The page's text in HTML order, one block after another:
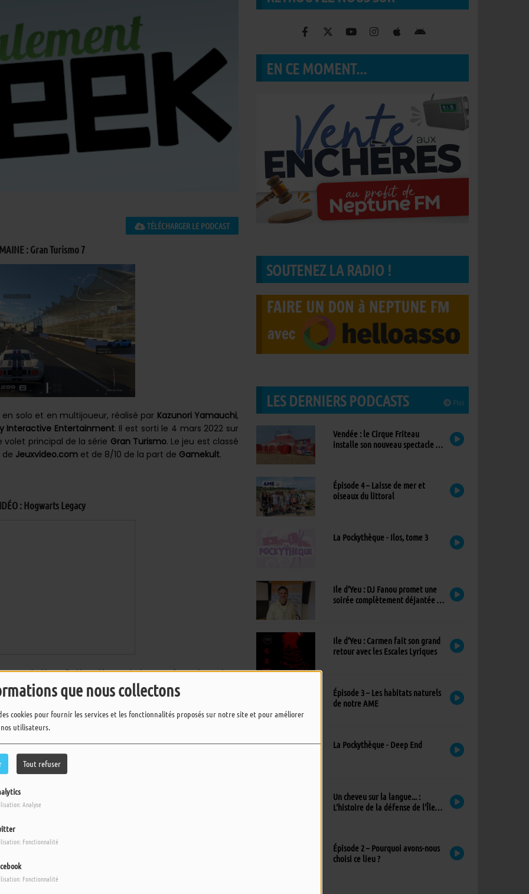
que nous collectons
cookies pour fournir les services et les fonctionnalités proposés sur notre site et pour améliorer
utilisateurs.
Tout refuser
Analyse
Fonctionnalité
Fonctionnalité
TÉLÉCHARGER LE PODCAST
: Gran Turismo 7
solo et en multijoueur, réalisé par Kazunori Yamauchi,
Interactive Entertainment. Il est sorti le 4 mars 2022 sur
volet principal de la série Gran Turismo. Le jeu est classé
de Jeuxvideo.com et de 8/10 de la part de Gamekult.
: Hogwarts Legacy
deHarry Potter:Hogwarts Legacyfut présenté en
magique, au sens propre comme au figuré. Les
six minutes.
électriques lorsqu’elles roulent sont actuellement testées
EN CE MOMENT...
SOUTENEZ LA RADIO !
Plus
LES DERNIERS PODCASTS
Vendée : le Cirque Friteau
installe son nouveau spectacle à
Épisode 4 – Laisse de mer et
oiseaux du littoral
La Pockythèque - Ilos, tome 3
Ile d’Yeu : DJ Fanou promet une
soirée complètement déjantée à
Ile d’Yeu : Carmen fait son grand
retour avec les Escales Lyriques
Épisode 3 – Les habitats naturels
de notre AME
La Pockythèque - Deep End
Un cheveu sur la langue... :
L'histoire de la défense de l'Île
Épisode 2 – Pourquoi avons-nous
choisi ce lieu ?